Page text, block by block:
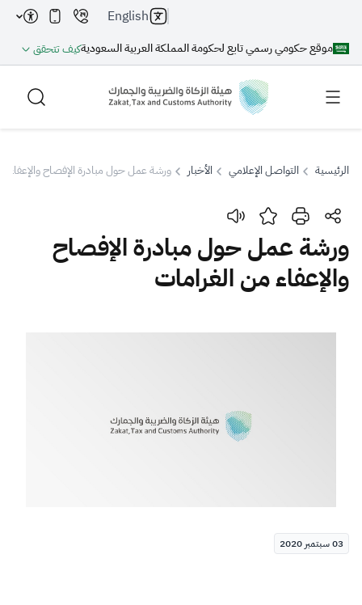
موقع حكومي رسمي تابع لحكومة المملكة العربية السعوديةكيف تتحقق
English
بحث
بحث بحث AI
اقتراحات
الرئيسية التواصل الإعلامي الأخبار ورشة عمل حول مبادرة الإفصاح والإعفاء
ورشة عمل حول مبادرة الإفصاح
والإعفاء من الغرامات
03 سبتمبر 2020